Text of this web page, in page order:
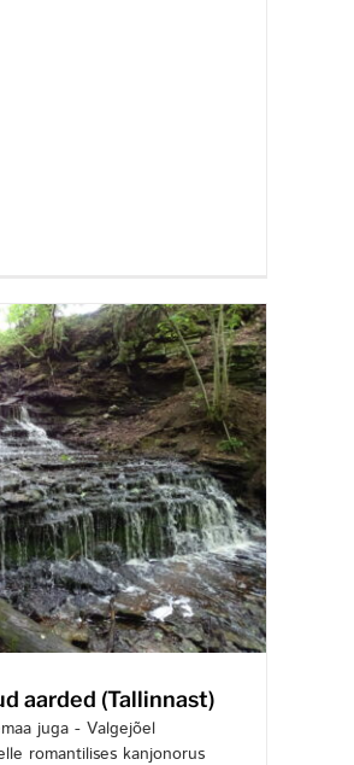
aarded (Tallinnast)
juga - Valgejõel
romantilises kanjonorus